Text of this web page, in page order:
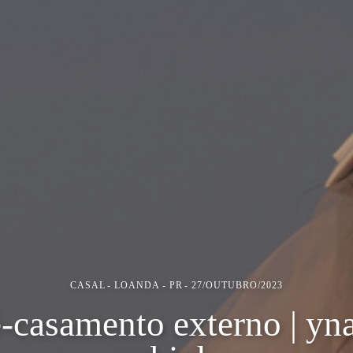
CASAL LOANDA - PR 27/OUTUBRO/2023
casamento externo |